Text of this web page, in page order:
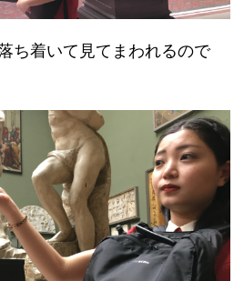
ち着いて見てまわれるので